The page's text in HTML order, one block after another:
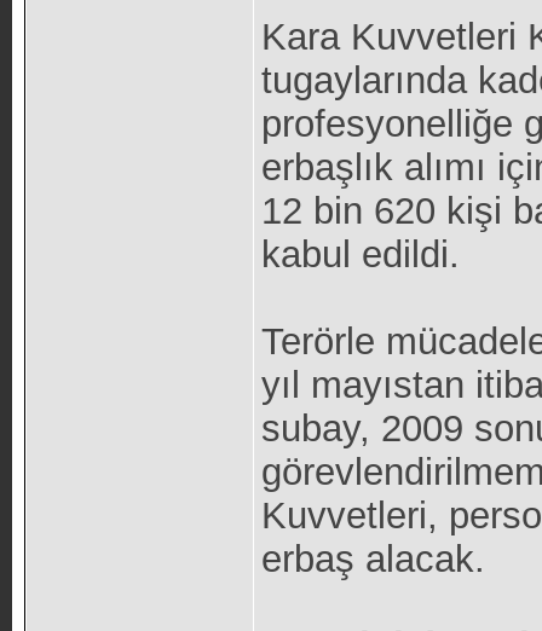
Kara Kuvvetleri
tugaylarında
profesyonelliğe
erbaşlık alımı
12 bin 620 kişi
kabul edildi.
Terörle
yıl mayıstan
subay, 2009
Kuvvetleri,
erbaş alacak.